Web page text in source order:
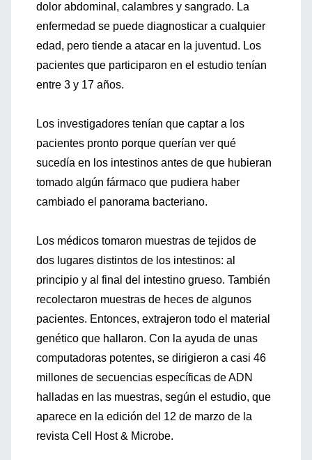
dolor abdominal, calambres y sangrado. La
enfermedad se puede diagnosticar a cualquier
edad, pero tiende a atacar en la juventud. Los
pacientes que participaron en el estudio tenían
entre 3 y 17 años.
Los investigadores tenían que captar a los
pacientes pronto porque querían ver qué
sucedía en los intestinos antes de que hubieran
tomado algún fármaco que pudiera haber
cambiado el panorama bacteriano.
Los médicos tomaron muestras de tejidos de
dos lugares distintos de los intestinos: al
principio y al final del intestino grueso. También
recolectaron muestras de heces de algunos
pacientes. Entonces, extrajeron todo el material
genético que hallaron. Con la ayuda de unas
computadoras potentes, se dirigieron a casi 46
millones de secuencias específicas de ADN
halladas en las muestras, según el estudio, que
aparece en la edición del 12 de marzo de la
revista Cell Host & Microbe.